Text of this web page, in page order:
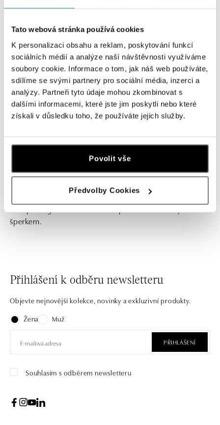
Tato webová stránka používá cookies
K personalizaci obsahu a reklam, poskytování funkcí
sociálních médií a analýze naší návštěvnosti využíváme
soubory cookie. Informace o tom, jak náš web používáte,
sdílíme se svými partnery pro sociální média, inzerci a
analýzy. Partneři tyto údaje mohou zkombinovat s
dalšími informacemi, které jste jim poskytli nebo které
získali v důsledku toho, že používáte jejich služby.
Povolit vše
Předvolby Cookies
Darujte originál. Potěšte své nejbližší diamantovým
šperkem.
Přihlášení k odběru newsletteru
Objevte nejnovější kolekce, novinky a exkluzivní produkty.
Žena
Muž
PŘIHLÁŠENÍ
Souhlasím s odběrem newsletteru